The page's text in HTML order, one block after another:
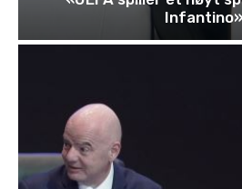
Infantino»